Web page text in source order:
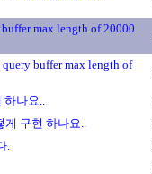
max length of 20000
buffer max length of
하나요..
게 구현 하나요..
.